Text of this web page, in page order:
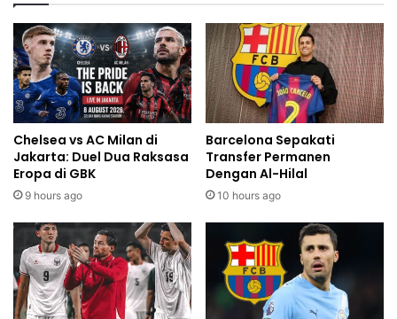
Chelsea vs AC Milan di
Jakarta: Duel Dua Raksasa
Eropa di GBK
9 hours ago
Barcelona Sepakati
Transfer Permanen
Dengan Al-Hilal
10 hours ago